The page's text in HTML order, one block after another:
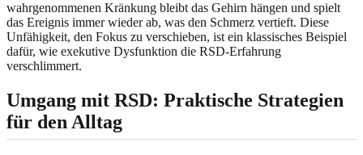
wahrgenommenen Kränkung bleibt das Gehirn hängen und spielt
das Ereignis immer wieder ab, was den Schmerz vertieft. Diese
Unfähigkeit, den Fokus zu verschieben, ist ein klassisches Beispiel
dafür, wie exekutive Dysfunktion die RSD-Erfahrung
verschlimmert.
Umgang mit RSD: Praktische Strategien
für den Alltag